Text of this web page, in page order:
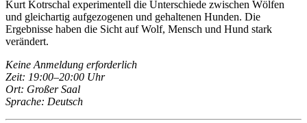
Kurt Kotrschal experimentell die Unterschiede zwischen Wölfen
und gleichartig aufgezogenen und gehaltenen Hunden. Die
Ergebnisse haben die Sicht auf Wolf, Mensch und Hund stark
verändert.
Keine Anmeldung erforderlich
Zeit: 19:00–20:00 Uhr
Ort: Großer Saal
Sprache: Deutsch